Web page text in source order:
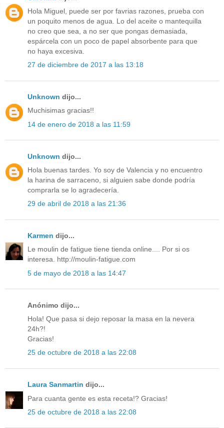
Hola Miguel, puede ser por favrias razones, prueba con
un poquito menos de agua. Lo del aceite o mantequilla
no creo que sea, a no ser que pongas demasiada,
espárcela con un poco de papel absorbente para que
no haya excesiva.
27 de diciembre de 2017 a las 13:18
Unknown dijo...
Muchisimas gracias!!
14 de enero de 2018 a las 11:59
Unknown dijo...
Hola buenas tardes. Yo soy de Valencia y no encuentro
la harina de sarraceno, si alguien sabe donde podría
comprarla se lo agradecería.
29 de abril de 2018 a las 21:36
Karmen dijo...
Le moulin de fatigue tiene tienda online.... Por si os
interesa. http://moulin-fatigue.com
5 de mayo de 2018 a las 14:47
Anónimo dijo...
Hola! Que pasa si dejo reposar la masa en la nevera
24h?!
Gracias!
25 de octubre de 2018 a las 22:08
Laura Sanmartin dijo...
Para cuanta gente es esta receta!? Gracias!
25 de octubre de 2018 a las 22:08